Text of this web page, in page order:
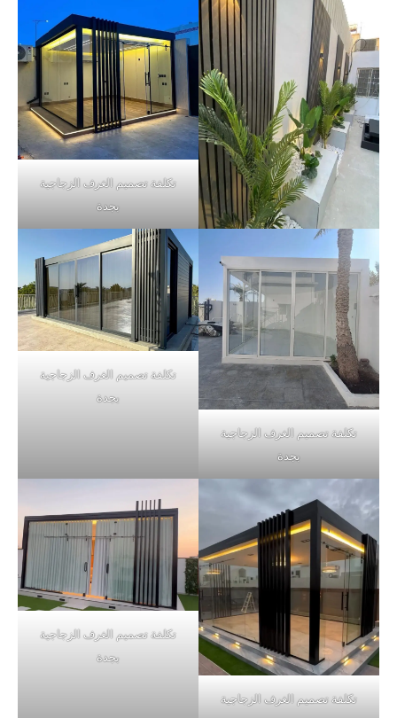
تكلفة تصميم الغرف الزجاجية
بجدة
تكلفة تصميم الغرف الزجاجية
بجدة
تكلفة تصميم الغرف الزجاجية
بجدة
تكلفة تصميم الغرف الزجاجية
تكلفة تصميم الغرف الزجاجية
بجدة